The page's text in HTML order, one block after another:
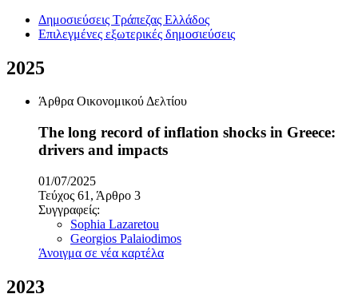
Δημοσιεύσεις Τράπεζας Ελλάδος
Επιλεγμένες εξωτερικές δημοσιεύσεις
2025
Άρθρα Οικονομικού Δελτίου
The long record of inflation shocks in Greece:
drivers and impacts
01/07/2025
Τεύχος 61, Άρθρο 3
Συγγραφείς:
Sophia Lazaretou
Georgios Palaiodimos
Άνοιγμα σε νέα καρτέλα
2023